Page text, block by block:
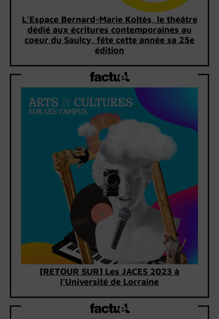
L’Espace Bernard-Marie Koltès, le théâtre
dédié aux écritures contemporaines au
coeur du Saulcy, fête cette année sa 25e
édition
[RETOUR SUR] Les JACES 2023 à
l’Université de Lorraine